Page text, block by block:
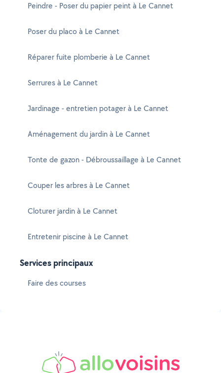
Peindre - Poser du papier peint à Le Cannet
Poser du placo à Le Cannet
Réparer fuite plomberie à Le Cannet
Serrures à Le Cannet
Jardinage - entretien potager à Le Cannet
Aménagement du jardin à Le Cannet
Tonte de gazon - Débroussaillage à Le Cannet
Couper les arbres à Le Cannet
Cloturer jardin à Le Cannet
Entretenir piscine à Le Cannet
Services principaux
Faire des courses